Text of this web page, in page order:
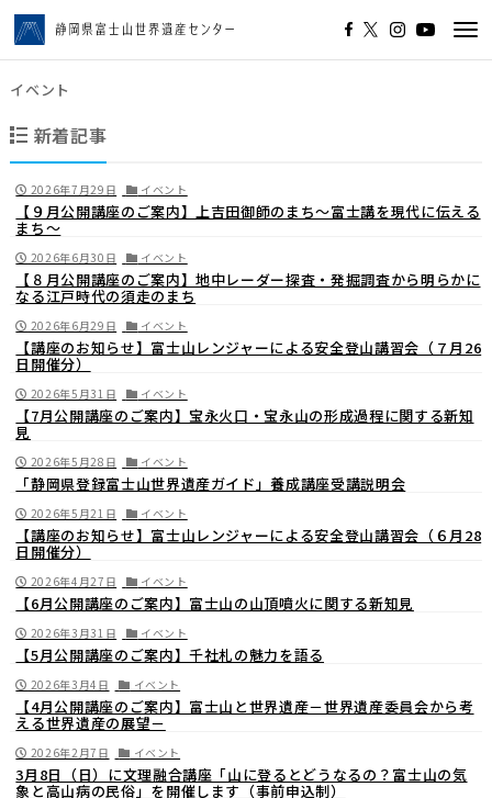
イベント
新着記事
2026年7月29日 イベント
【９月公開講座のご案内】上吉田御師のまち〜富士講を現代に伝える
まち〜
2026年6月30日 イベント
【８月公開講座のご案内】地中レーダー探査・発掘調査から明らかに
なる江戸時代の須走のまち
2026年6月29日 イベント
【講座のお知らせ】富士山レンジャーによる安全登山講習会（７月26
日開催分）
2026年5月31日 イベント
【7月公開講座のご案内】宝永火口・宝永山の形成過程に関する新知
見
2026年5月28日 イベント
「静岡県登録富士山世界遺産ガイド」養成講座受講説明会
2026年5月21日 イベント
【講座のお知らせ】富士山レンジャーによる安全登山講習会（６月28
日開催分）
2026年4月27日 イベント
【6月公開講座のご案内】富士山の山頂噴火に関する新知見
2026年3月31日 イベント
【5月公開講座のご案内】千社札の魅力を語る
2026年3月4日 イベント
【4月公開講座のご案内】富士山と世界遺産－世界遺産委員会から考
える世界遺産の展望－
2026年2月7日 イベント
3月8日（日）に文理融合講座「山に登るとどうなるの？富士山の気
象と高山病の民俗」を開催します（事前申込制）